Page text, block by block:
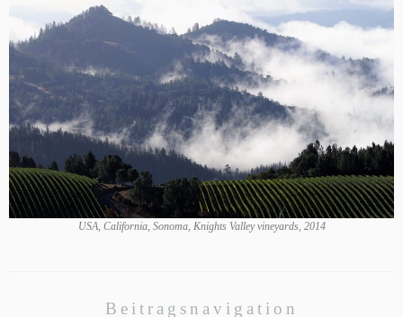
USA, California, Sonoma, Knights Valley vineyards, 2014
Beitragsnavigation